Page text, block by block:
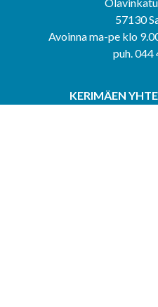
57130
Avoinna ma-pe klo
puh. 044
KERIMÄEN